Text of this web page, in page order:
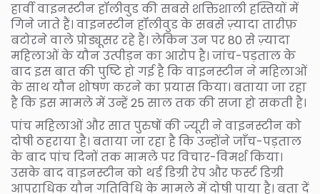
हार्वी वाइनस्टीन हॉलीवुड की सबसे शक्तिशाली हस्तियों में
गिने जाते हैं। वाइनस्टीन हॉलीवुड के सबसे ज़्यादा तारीफ़
बटोरने वाले प्रोड्यूसर रहे हैं। लेकिन उन पर 80 से ज़्यादा
महिलाओं के यौन उत्पीड़न का आरोप है। जांच-पड़ताल के
बाद इस बात की पुष्टि हो गई है कि वाइनस्टीन ने महिलाओं
के साथ यौन शोषण करने का प्रयास किया। बताया जा रहा
है कि इस मामले में उन्हें 25 साल तक की सजा हो सकती है।
पांच महिलाओं और सात पुरुषों की ज्यूरी ने वाइनस्टीन को
दोषी ठहराया है। बताया जा रहा है कि उन्होंने जाँच-पड़ताल
के बाद पांच दिनों तक मामले पर विचार-विमर्श किया।
उसके बाद वाइनस्टीन को थर्ड डिग्री रेप और फर्स्ट डिग्री
आपराधिक यौन गतिविधि के मामले में दोषी पाया है। बता दें